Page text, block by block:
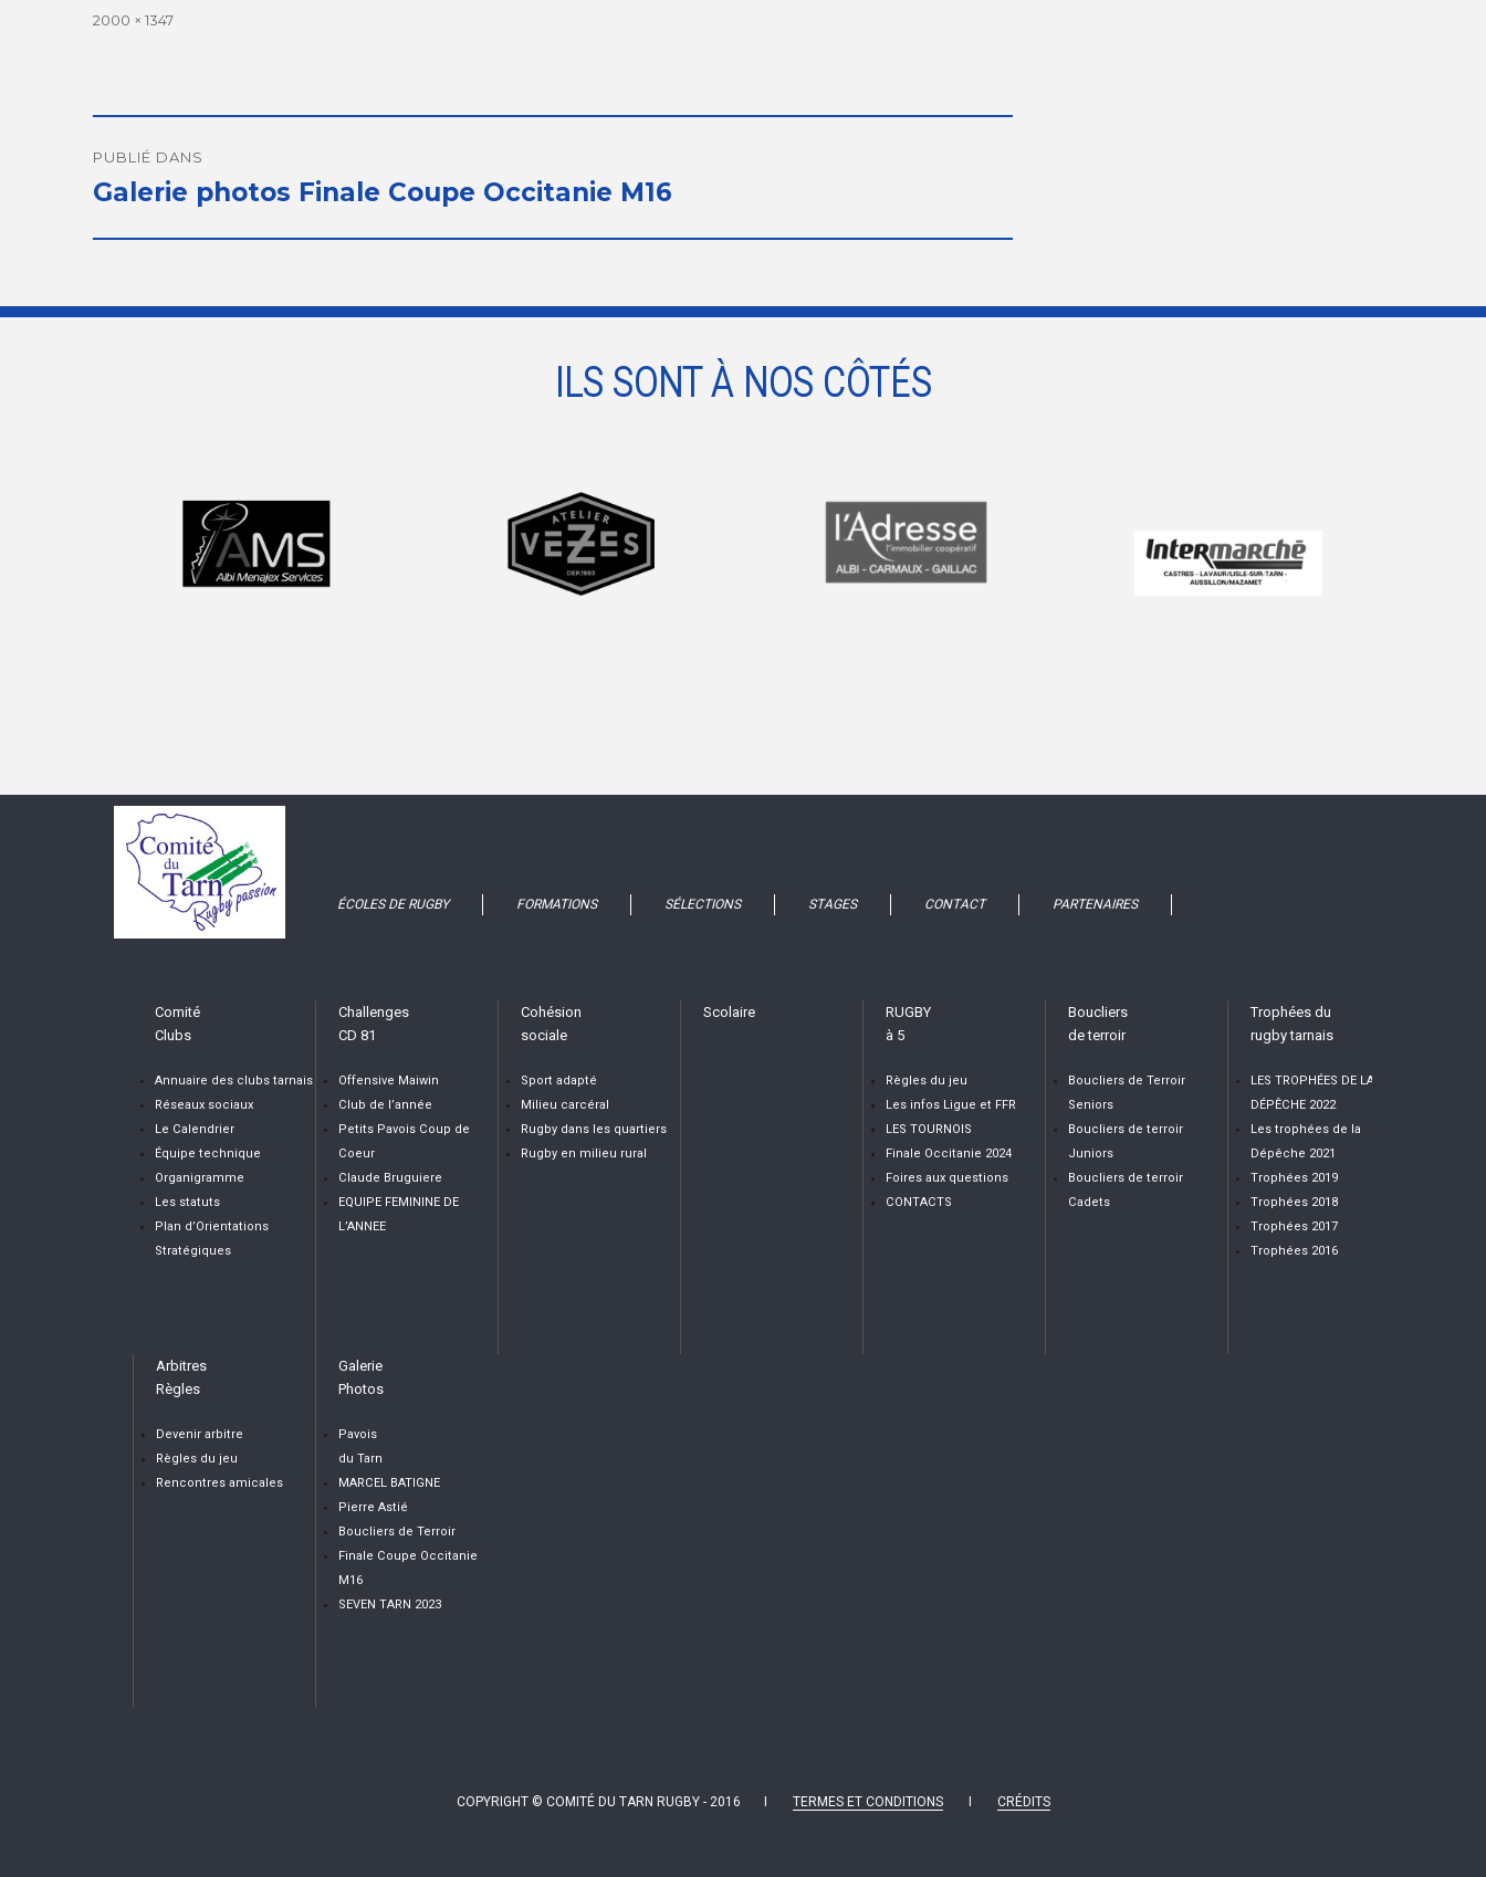
le
Taille
2000 × 1347
de
l’article
PUBLIÉ DANS
Galerie photos Finale Coupe Occitanie M16
ILS SONT À NOS CÔTÉS
ÉCOLES DE RUGBY FORMATIONS SÉLECTIONS STAGES CONTACT PARTENAIRES
Comité
Clubs
Annuaire des clubs tarnais
Réseaux sociaux
Le Calendrier
Équipe technique
Organigramme
Les statuts
Plan d’Orientations
Stratégiques
Challenges
CD 81
Offensive Maiwin
Club de l’année
Petits Pavois Coup de
Coeur
Claude Bruguiere
EQUIPE FEMININE DE
L’ANNEE
Cohésion
sociale
Sport adapté
Milieu carcéral
Rugby dans les quartiers
Rugby en milieu rural
Scolaire
RUGBY
à 5
Règles du jeu
Les infos Ligue et FFR
LES TOURNOIS
Finale Occitanie 2024
Foires aux questions
CONTACTS
Boucliers
de terroir
Boucliers de Terroir
Seniors
Boucliers de terroir
Juniors
Boucliers de terroir
Cadets
Trophées du
rugby tarnais
LES TROPHÉES DE LA
DÉPÊCHE 2022
Les trophées de la
Dépêche 2021
Trophées 2019
Trophées 2018
Trophées 2017
Trophées 2016
Arbitres
Règles
Devenir arbitre
Règles du jeu
Rencontres amicales
Galerie
Photos
Pavois
du Tarn
MARCEL BATIGNE
Pierre Astié
Boucliers de Terroir
Finale Coupe Occitanie
M16
SEVEN TARN 2023
COPYRIGHT © COMITÉ DU TARN RUGBY - 2016 I TERMES ET CONDITIONS I CRÉDITS